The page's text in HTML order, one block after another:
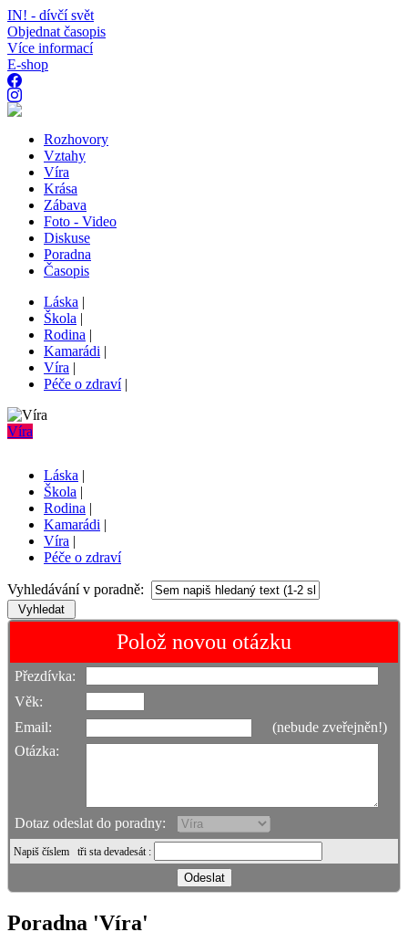
IN! - dívčí svět
Objednat časopis
Více informací
E-shop
Rozhovory
Vztahy
Víra
Krása
Zábava
Foto - Video
Diskuse
Poradna
Časopis
Láska |
Škola |
Rodina |
Kamarádi |
Víra |
Péče o zdraví|
Víra
Láska |
Škola |
Rodina |
Kamarádi |
Víra |
Péče o zdraví
Vyhledávání v poradně:
Polož novou otázku
Přezdívka:
Věk:
Email:
(nebude zveřejněn!)
Otázka:
Dotaz odeslat do poradny:
Napiš číslem tři sta devadesát :
Poradna 'Víra'